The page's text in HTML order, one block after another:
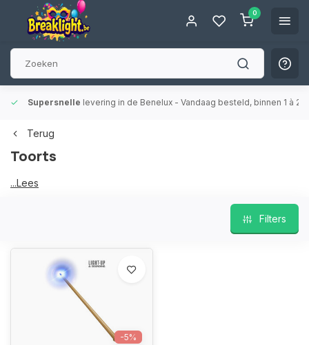
0
Supersnelle levering in de Benelux - Vandaag besteld, binnen 1 à 2
Terug
Toorts
Toorts
...Lees
Filters
-5%